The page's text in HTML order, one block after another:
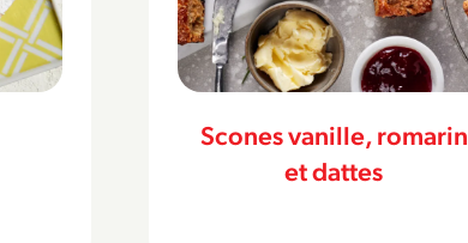
Crème style Devonshire